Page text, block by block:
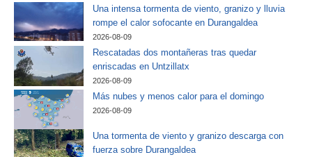
Una intensa tormenta de viento, granizo y lluvia
rompe el calor sofocante en Durangaldea
2026-08-09
Rescatadas dos montañeras tras quedar
enriscadas en Untzillatx
2026-08-09
Más nubes y menos calor para el domingo
2026-08-09
Una tormenta de viento y granizo descarga con
fuerza sobre Durangaldea